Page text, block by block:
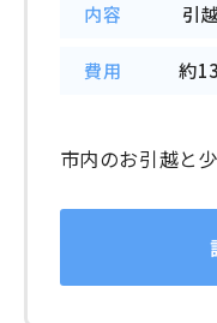
内容 引
費用 約
市内のお引越と